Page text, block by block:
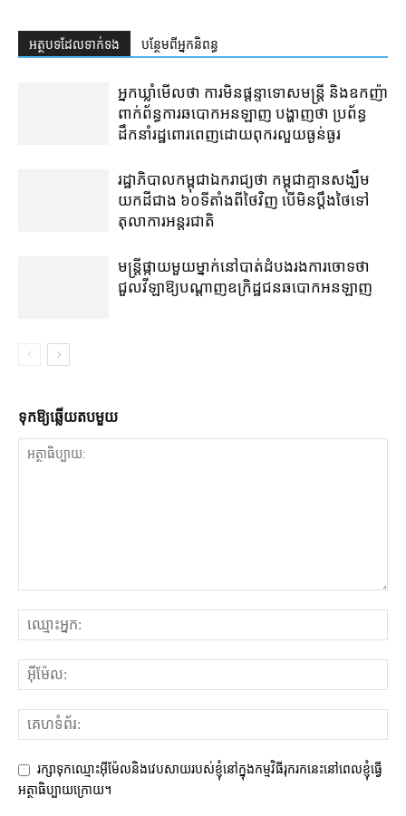
អត្ថបទ​ដែល​ទាក់ទង បន្ថែម​ពី​អ្នកនិពន្ធ
អ្នកឃ្លាំមើល​ថា ការ​មិន​ផ្ដន្ទាទោស​មន្ត្រី និង​ឧកញ៉ា​
ពាក់ព័ន្ធ​ការ​ឆបោក​​អនឡាញ បង្ហាញ​ថា ប្រព័ន្ធ​
ដឹកនាំ​រដ្ឋ​ពោរពេញ​ដោយ​ពុករលួយ​ធ្ងន់ធ្ងរ
រដ្ឋាភិបាល​កម្ពុជា​ឯករាជ្យ​ថា កម្ពុជា​គ្មាន​សង្ឃឹម​
យក​ដី​ជាង ៦០​ទីតាំង​ពី​ថៃ​វិញ បើ​មិន​ប្ដឹង​ថៃ​ទៅ​
តុលាការ​អន្តរជាតិ
មន្ត្រី​​ផ្កាយ​មួយ​ម្នាក់​នៅ​បាត់ដំបង​រង​ការ​ចោទ​ថា
ជួល​វីឡា​ឱ្យ​បណ្ដាញ​ឧក្រិដ្ឋជន​ឆបោក​អនឡាញ
ទុក​ឱ្យ​ឆ្លើយ​តប​មួយ
រក្សាទុកឈ្មោះអ៊ីម៉ែលនិងវេបសាយរបស់ខ្ញុំនៅក្នុងកម្មវិធីរុករកនេះនៅពេលខ្ញុំធ្វើ
អត្ថាធិប្បាយក្រោយ។